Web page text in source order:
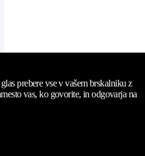
prebere vse v vašem brskalniku z
vas, ko govorite, in odgovarja na